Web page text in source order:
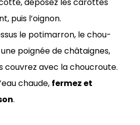
déposez les carottes
puis l’oignon.
le potimarron, le chou-
poignée de châtaignes,
couvrez avec la choucroute.
chaude, fermez et
.